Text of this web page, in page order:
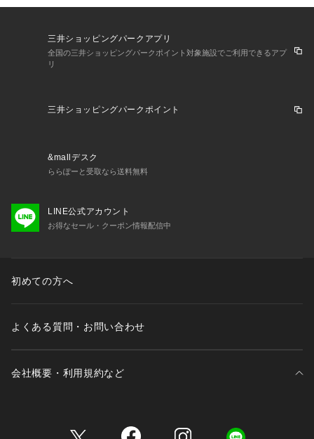
L：ヒップ 92～100cm
＜商品仕様＞
・バック部分伸縮性：あり
・フロント部分透け感：あり
お揃いのアイテムは以下よりご確認ください。
・69182 ブラジャー（G・H）
・49183 おやすみブラ（M・L）
・79180 ノーマルショーツ
・79181 レースショーツ
・79186 サニタリーショーツ
・19180 スリップ
※照明の関係により、実際よりも色味が違って見える場合があ
三井ショッピングパークアプリ
全国の三井ショッピングパークポイント対象施設でご利用できるアプ
リ
三井ショッピングパークポイント
&mallデスク
ららぽーと受取なら送料無料
LINE公式アカウント
お得なセール・クーポン情報配信中
初めての方へ
よくある質問・お問い合わせ
会社概要・利用規約など